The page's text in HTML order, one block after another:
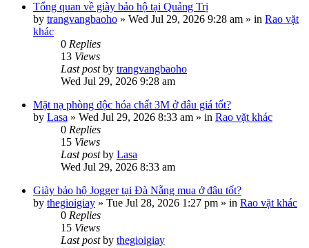
Tổng quan về giày bảo hộ tại Quảng Trị
by trangvangbaoho » Wed Jul 29, 2026 9:28 am » in Rao vặt
khác
0 Replies
13 Views
Last postby trangvangbaoho
Wed Jul 29, 2026 9:28 am
Mặt nạ phòng độc hóa chất 3M ở đâu giá tốt?
by Lasa » Wed Jul 29, 2026 8:33 am » in Rao vặt khác
0 Replies
15 Views
Last postby Lasa
Wed Jul 29, 2026 8:33 am
Giày bảo hộ Jogger tại Đà Nẵng mua ở đâu tốt?
by thegioigiay » Tue Jul 28, 2026 1:27 pm » in Rao vặt khác
0 Replies
15 Views
Last postby thegioigiay